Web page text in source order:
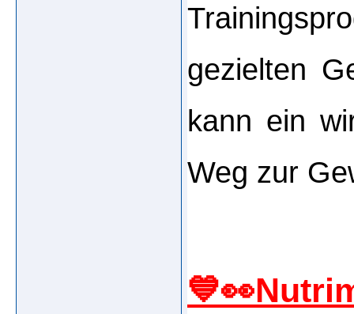
gezielten
kann ein
Weg zur